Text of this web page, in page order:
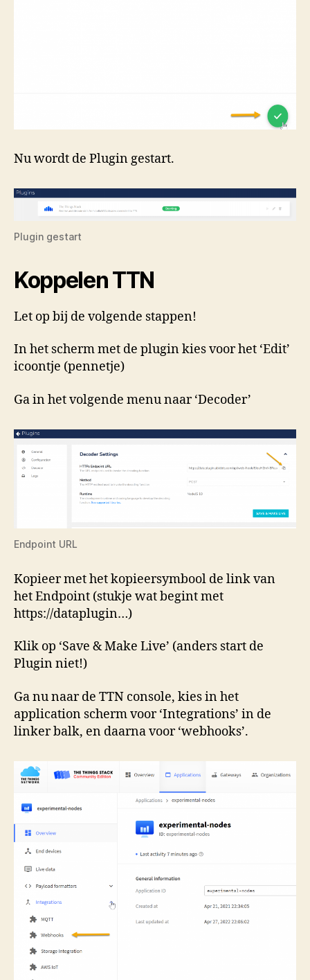
Nu wordt de Plugin gestart.
Plugin gestart
Koppelen TTN
Let op bij de volgende stappen!
In het scherm met de plugin kies voor het ‘Edit’
icoontje (pennetje)
Ga in het volgende menu naar ‘Decoder’
Endpoint URL
Kopieer met het kopieersymbool de link van
het Endpoint (stukje wat begint met
https://dataplugin…)
Klik op ‘Save & Make Live’ (anders start de
Plugin niet!)
Ga nu naar de TTN console, kies in het
application scherm voor ‘Integrations’ in de
linker balk, en daarna voor ‘webhooks’.